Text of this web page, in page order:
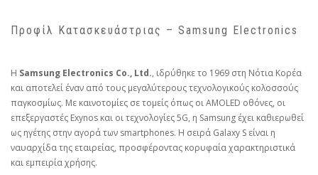
Προφίλ Κατασκευάστριας – Samsung Electronics
Η Samsung Electronics Co., Ltd., ιδρύθηκε το 1969 στη Νότια Κορέα
και αποτελεί έναν από τους μεγαλύτερους τεχνολογικούς κολοσσούς
παγκοσμίως. Με καινοτομίες σε τομείς όπως οι AMOLED οθόνες, οι
επεξεργαστές Exynos και οι τεχνολογίες 5G, η Samsung έχει καθιερωθεί
ως ηγέτης στην αγορά των smartphones. Η σειρά Galaxy S είναι η
ναυαρχίδα της εταιρείας, προσφέροντας κορυφαία χαρακτηριστικά
και εμπειρία χρήσης.